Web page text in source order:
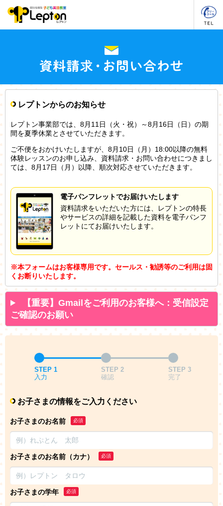
レプトンからのお知らせ
レプトン事業部では、8月11日（火・祝）～8月16日（日）の期
間を夏季休業とさせていただきます。
ご不便をおかけいたしますが、8月10日（月）18:00以降の無料
体験レッスンのお申し込み、資料請求・お問い合わせにつきまし
ては、8月17日（月）以降、順次対応させていただきます。
電子パンフレットでお届けいたします
資料請求をいただいた方には、レプトンの特長
やサービスの詳細を記載した資料を電子パンフ
レットにてお届けいたします。
※本フォームはお客様専用です。セールス・勧誘等のご利用は固
くお断りいたします。
【重要】Gmailをご利用のお客様へ：受信設定
ご確認のお願い
STEP 1
入力
STEP 2
確認
STEP 3
完了
お子さまの情報をご入力ください
お子さまのお名前 必須
お子さまのお名前（カナ） 必須
お子さまの学年 必須